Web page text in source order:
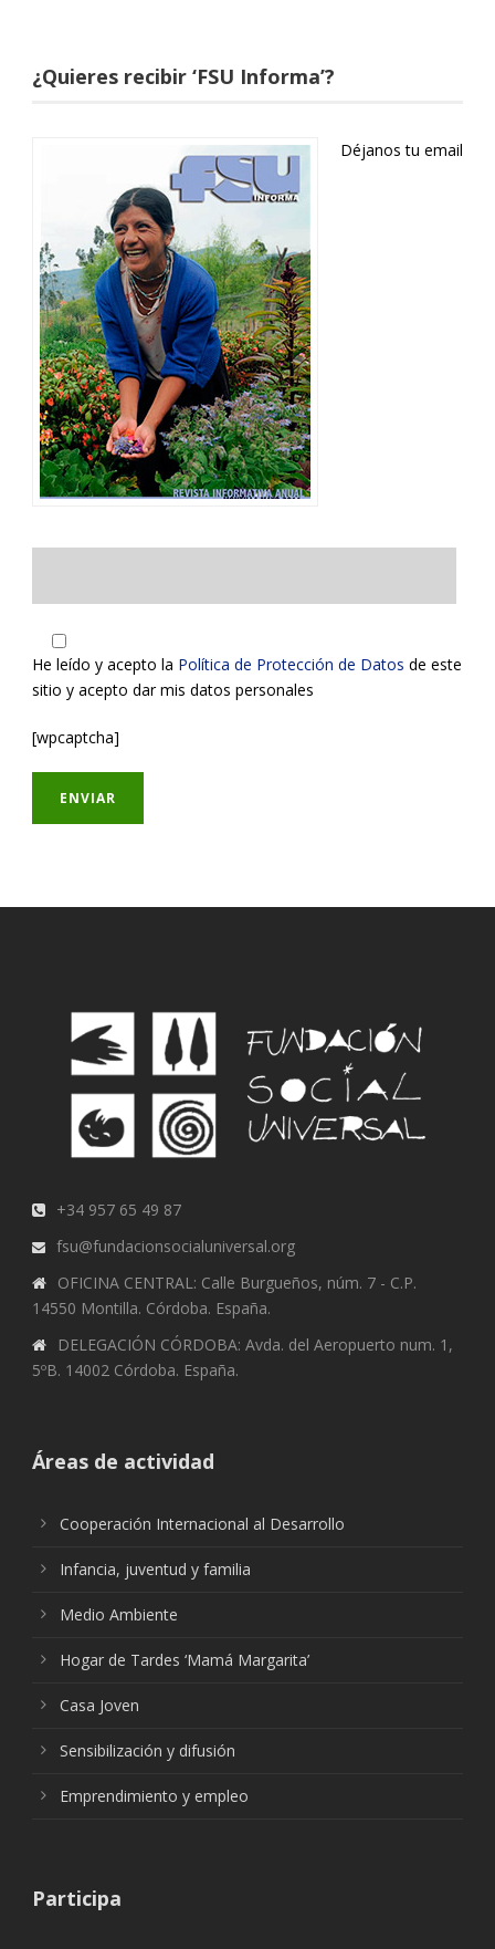
¿Quieres recibir ‘FSU Informa’?
Déjanos tu email
He leído y acepto la Política de Protección de Datos de este
sitio y acepto dar mis datos personales
[wpcaptcha]
+34 957 65 49 87
fsu@fundacionsocialuniversal.org
OFICINA CENTRAL: Calle Burgueños, núm. 7 - C.P.
14550 Montilla. Córdoba. España.
DELEGACIÓN CÓRDOBA: Avda. del Aeropuerto num. 1,
5ºB. 14002 Córdoba. España.
Áreas de actividad
Cooperación Internacional al Desarrollo
Infancia, juventud y familia
Medio Ambiente
Hogar de Tardes ‘Mamá Margarita’
Casa Joven
Sensibilización y difusión
Emprendimiento y empleo
Participa